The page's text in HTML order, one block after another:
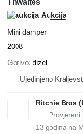
Thwaites
Aukcija
Mini damper
2008
Gorivo dizel
Ujedinjeno
Ritchie Bros
13 godina na